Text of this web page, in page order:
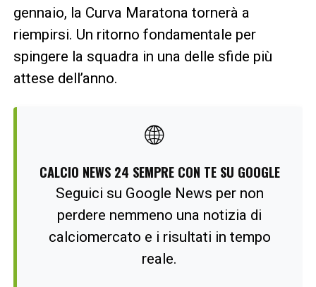
gennaio, la Curva Maratona tornerà a
riempirsi. Un ritorno fondamentale per
spingere la squadra in una delle sfide più
attese dell’anno.
🌐
CALCIO NEWS 24 SEMPRE CON TE SU GOOGLE
Seguici su Google News per non
perdere nemmeno una notizia di
calciomercato e i risultati in tempo
reale.